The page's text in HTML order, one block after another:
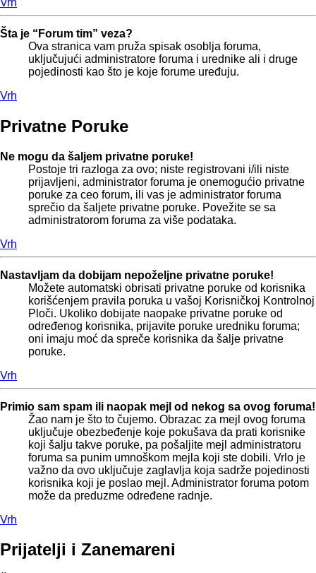
Šta je “Forum tim” veza?
Ova stranica vam pruža spisak osoblja foruma,
uključujući administratore foruma i urednike ali i druge
pojedinosti kao što je koje forume uređuju.
Vrh
Privatne Poruke
Ne mogu da šaljem privatne poruke!
Postoje tri razloga za ovo; niste registrovani i/ili niste
prijavljeni, administrator foruma je onemogućio privatne
poruke za ceo forum, ili vas je administrator foruma
sprečio da šaljete privatne poruke. Povežite se sa
administratorom foruma za više podataka.
Vrh
Nastavljam da dobijam nepoželjne privatne poruke!
Možete automatski obrisati privatne poruke od korisnika
korišćenjem pravila poruka u vašoj Korisničkoj Kontrolnoj
Ploči. Ukoliko dobijate naopake privatne poruke od
određenog korisnika, prijavite poruke uredniku foruma;
oni imaju moć da spreče korisnika da šalje privatne
poruke.
Vrh
Primio sam spam ili naopak mejl od nekog sa ovog foruma!
Žao nam je što to čujemo. Obrazac za mejl ovog foruma
uključuje obezbeđenje koje pokušava da prati korisnike
koji šalju takve poruke, pa pošaljite mejl administratoru
foruma sa punim umnoškom mejla koji ste dobili. Vrlo je
važno da ovo uključuje zaglavlja koja sadrže pojedinosti
korisnika koji je poslao mejl. Administrator foruma potom
može da preduzme određene radnje.
Vrh
Prijatelji i Zanemareni